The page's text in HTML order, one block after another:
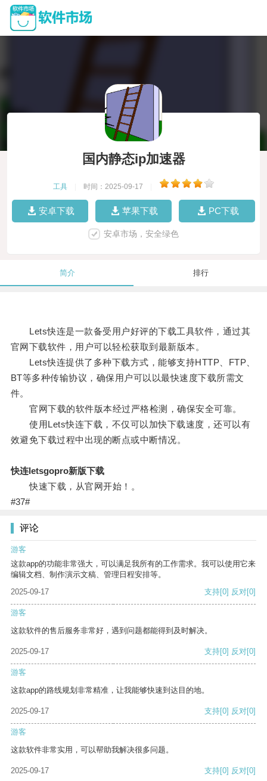
国内静态ip加速器
工具 时间：2025-09-17
安卓下载 苹果下载 PC下载
安卓市场，安全绿色
简介 排行
Lets快连是一款备受用户好评的下载工具软件，通过其
官网下载软件，用户可以轻松获取到最新版本。
Lets快连提供了多种下载方式，能够支持HTTP、FTP、
BT等多种传输协议，确保用户可以以最快速度下载所需文
件。
官网下载的软件版本经过严格检测，确保安全可靠。
使用Lets快连下载，不仅可以加快下载速度，还可以有
效避免下载过程中出现的断点或中断情况。
快连letsgopro新版下载
快速下载，从官网开始！。
#37#
评论
游客
这款app的功能非常强大，可以满足我所有的工作需求。我可以使用它来
编辑文档、制作演示文稿、管理日程安排等。
2025-09-17
支持[0] 反对[0]
游客
这款软件的售后服务非常好，遇到问题都能得到及时解决。
2025-09-17 支持[0] 反对[0]
游客
这款app的路线规划非常精准，让我能够快速到达目的地。
2025-09-17 支持[0] 反对[0]
游客
这款软件非常实用，可以帮助我解决很多问题。
2025-09-17 支持[0] 反对[0]